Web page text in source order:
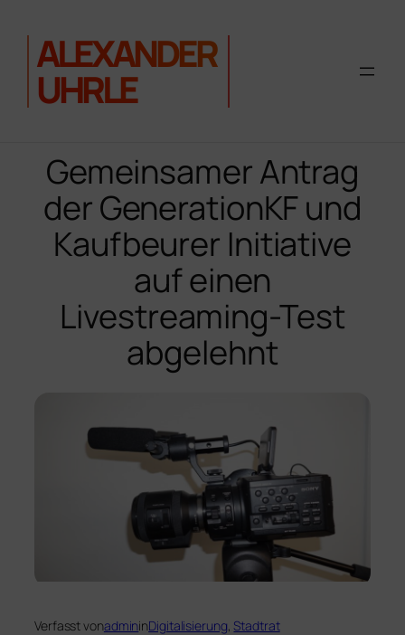
springen
ALEXANDER
UHRLE
Gemeinsamer Antrag
der GenerationKF und
Kaufbeurer Initiative
auf einen
Livestreaming-Test
abgelehnt
Verfasst vonadmininDigitalisierung, Stadtrat